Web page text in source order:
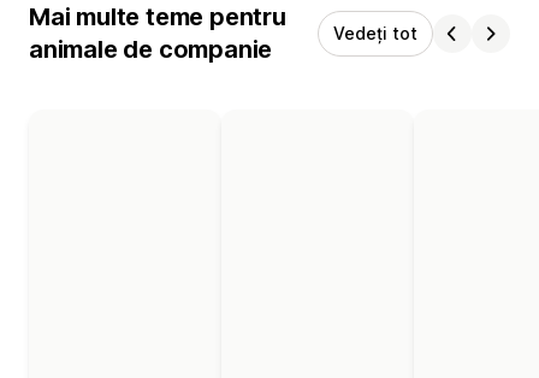
Mai multe teme pentru
animale de companie
Vedeți tot